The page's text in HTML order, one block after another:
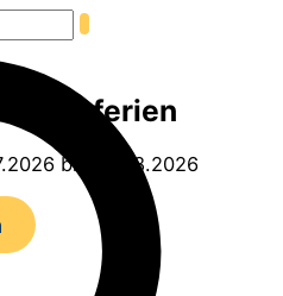
bis 14.08.2026